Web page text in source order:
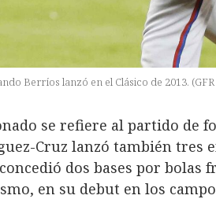
Berríos lanzó en el Clásico de 2013.
se refiere al partido de
Cruz lanzó también tres
dos bases por bolas
en su debut en los